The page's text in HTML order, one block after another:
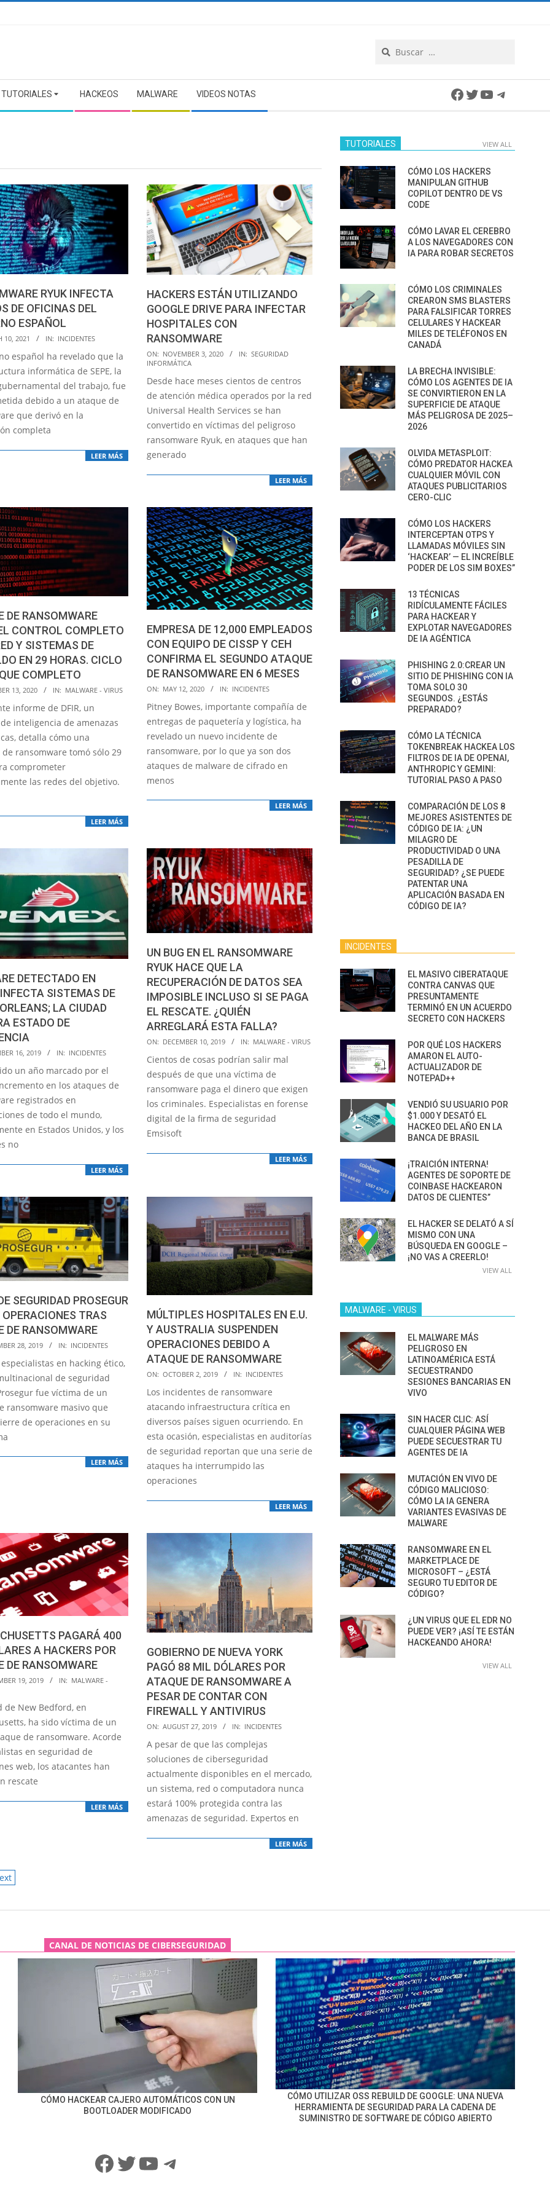
TUTORIALES HACKEOS MALWARE VIDEOS NOTAS Facebook
Twitter
YouTube
RYUK INFECTA
DE OFICINAS DEL
ESPAÑOL
10, 2021 IN: INCIDENTES
español ha revelado que la
informática de SEPE, la
del trabajo, fue
debido a un ataque de
que derivó en la
completa
LEER MÁS
HACKERS ESTÁN UTILIZANDO
GOOGLE DRIVE PARA INFECTAR
HOSPITALES CON
RANSOMWARE
2020-
11-
03
ON: NOVEMBER 3, 2020 IN: SEGURIDAD
INFORMÁTICA
Desde hace meses cientos de centros
de atención médica operados por la red
Universal Health Services se han
convertido en víctimas del peligroso
ransomware Ryuk, en ataques que han
generado
LEER MÁS
DE RANSOMWARE
CONTROL COMPLETO
Y SISTEMAS DE
EN 29 HORAS. CICLO
COMPLETO
13, 2020 IN: MALWARE - VIRUS
informe de DFIR, un
inteligencia de amenazas
detalla cómo una
ransomware tomó sólo 29
comprometer
las redes del objetivo.
LEER MÁS
EMPRESA DE 12,000 EMPLEADOS
CON EQUIPO DE CISSP Y CEH
CONFIRMA EL SEGUNDO ATAQUE
DE RANSOMWARE EN 6 MESES
2020-
05-
ON: MAY 12, 2020 IN: INCIDENTES
Pitney Bowes, importante compañía de
entregas de paquetería y logística, ha
revelado un nuevo incidente de
ransomware, por lo que ya son dos
ataques de malware de cifrado en
menos
LEER MÁS
DETECTADO EN
SISTEMAS DE
LA CIUDAD
ESTADO DE
16, 2019 IN: INCIDENTES
un año marcado por el
en los ataques de
registrados en
de todo el mundo,
en Estados Unidos, y los
no
LEER MÁS
UN BUG EN EL RANSOMWARE
RYUK HACE QUE LA
RECUPERACIÓN DE DATOS SEA
IMPOSIBLE INCLUSO SI SE PAGA
EL RESCATE. ¿QUIÉN
ARREGLARÁ ESTA FALLA?
2019-
12-
10
ON: DECEMBER 10, 2019 IN: MALWARE - VIRUS
Cientos de cosas podrían salir mal
después de que una víctima de
ransomware paga el dinero que exigen
los criminales. Especialistas en forense
digital de la firma de seguridad
Emsisoft
LEER MÁS
SEGURIDAD PROSEGUR
OPERACIONES TRAS
DE RANSOMWARE
28, 2019 IN: INCIDENTES
en hacking ético,
de seguridad
fue víctima de un
ransomware masivo que
de operaciones en su
LEER MÁS
MÚLTIPLES HOSPITALES EN E.U.
Y AUSTRALIA SUSPENDEN
OPERACIONES DEBIDO A
ATAQUE DE RANSOMWARE
2019-
10-
02
ON: OCTOBER 2, 2019 IN: INCIDENTES
Los incidentes de ransomware
atacando infraestructura crítica en
diversos países siguen ocurriendo. En
esta ocasión, especialistas en auditorías
de seguridad reportan que una serie de
ataques ha interrumpido las
operaciones
LEER MÁS
PAGARÁ 400
A HACKERS POR
DE RANSOMWARE
19, 2019 IN: MALWARE -
de New Bedford, en
ha sido víctima de un
de ransomware. Acorde
en seguridad de
web, los atacantes han
rescate
LEER MÁS
GOBIERNO DE NUEVA YORK
PAGÓ 88 MIL DÓLARES POR
ATAQUE DE RANSOMWARE A
PESAR DE CONTAR CON
FIREWALL Y ANTIVIRUS
2019-
08-
27
ON: AUGUST 27, 2019 IN: INCIDENTES
A pesar de que las complejas
soluciones de ciberseguridad
actualmente disponibles en el mercado,
un sistema, red o computadora nunca
estará 100% protegida contra las
amenazas de seguridad. Expertos en
LEER MÁS
TUTORIALES VIEW ALL
CÓMO LOS HACKERS
MANIPULAN GITHUB
COPILOT DENTRO DE VS
CODE
CÓMO LAVAR EL CEREBRO
A LOS NAVEGADORES CON
IA PARA ROBAR SECRETOS
CÓMO LOS CRIMINALES
CREARON SMS BLASTERS
PARA FALSIFICAR TORRES
CELULARES Y HACKEAR
MILES DE TELÉFONOS EN
CANADÁ
LA BRECHA INVISIBLE:
CÓMO LOS AGENTES DE IA
SE CONVIRTIERON EN LA
SUPERFICIE DE ATAQUE
MÁS PELIGROSA DE 2025–
2026
OLVIDA METASPLOIT:
CÓMO PREDATOR HACKEA
CUALQUIER MÓVIL CON
ATAQUES PUBLICITARIOS
CERO-CLIC
CÓMO LOS HACKERS
INTERCEPTAN OTPS Y
LLAMADAS MÓVILES SIN
‘HACKEAR’ — EL INCREÍBLE
PODER DE LOS SIM BOXES”
13 TÉCNICAS
RIDÍCULAMENTE FÁCILES
PARA HACKEAR Y
EXPLOTAR NAVEGADORES
DE IA AGÉNTICA
PHISHING 2.0:CREAR UN
SITIO DE PHISHING CON IA
TOMA SOLO 30
SEGUNDOS. ¿ESTÁS
PREPARADO?
CÓMO LA TÉCNICA
TOKENBREAK HACKEA LOS
FILTROS DE IA DE OPENAI,
ANTHROPIC Y GEMINI:
TUTORIAL PASO A PASO
COMPARACIÓN DE LOS 8
MEJORES ASISTENTES DE
CÓDIGO DE IA: ¿UN
MILAGRO DE
PRODUCTIVIDAD O UNA
PESADILLA DE
SEGURIDAD? ¿SE PUEDE
PATENTAR UNA
APLICACIÓN BASADA EN
CÓDIGO DE IA?
INCIDENTES
EL MASIVO CIBERATAQUE
CONTRA CANVAS QUE
PRESUNTAMENTE
TERMINÓ EN UN ACUERDO
SECRETO CON HACKERS
POR QUÉ LOS HACKERS
AMARON EL AUTO-
ACTUALIZADOR DE
NOTEPAD++
VENDIÓ SU USUARIO POR
$1.000 Y DESATÓ EL
HACKEO DEL AÑO EN LA
BANCA DE BRASIL
¡TRAICIÓN INTERNA!
AGENTES DE SOPORTE DE
COINBASE HACKEARON
DATOS DE CLIENTES”
EL HACKER SE DELATÓ A SÍ
MISMO CON UNA
BÚSQUEDA EN GOOGLE –
¡NO VAS A CREERLO!
VIEW ALL
MALWARE - VIRUS
EL MALWARE MÁS
PELIGROSO EN
LATINOAMÉRICA ESTÁ
SECUESTRANDO
SESIONES BANCARIAS EN
VIVO
SIN HACER CLIC: ASÍ
CUALQUIER PÁGINA WEB
PUEDE SECUESTRAR TU
AGENTES DE IA
MUTACIÓN EN VIVO DE
CÓDIGO MALICIOSO:
CÓMO LA IA GENERA
VARIANTES EVASIVAS DE
MALWARE
RANSOMWARE EN EL
MARKETPLACE DE
MICROSOFT – ¿ESTÁ
SEGURO TU EDITOR DE
CÓDIGO?
¿UN VIRUS QUE EL EDR NO
PUEDE VER? ¡ASÍ TE ESTÁN
HACKEANDO AHORA!
VIEW ALL
CANAL DE NOTICIAS DE CIBERSEGURIDAD
CÓMO HACKEAR CAJERO AUTOMÁTICOS CON UN
BOOTLOADER MODIFICADO
CÓMO UTILIZAR OSS REBUILD DE GOOGLE: UNA NUEVA
HERRAMIENTA DE SEGURIDAD PARA LA CADENA DE
SUMINISTRO DE SOFTWARE DE CÓDIGO ABIERTO
Facebook
Twitter
YouTube
Telegram